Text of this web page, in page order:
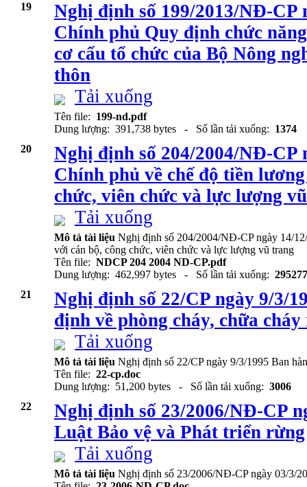
19
Nghị định số 199/2013/NĐ-CP
Chính phủ Quy định chức
cơ cấu tổ chức của Bộ Nông
thôn
Tải xuống
Tên file: 199-nd.pdf
Dung lượng: 391,738 bytes - Số lần tải xuống: 1374
20
Nghị định số 204/2004/NĐ-CP
Chính phủ về chế độ tiền
chức, viên chức và lực lượng
Tải xuống
Mô tả tài liệu Nghị định số 204/2004/NĐ-CP ngày 14/
với cán bộ, công chức, viên chức và lực lượng vũ trang
Tên file: NDCP 204 2004 ND-CP.pdf
Dung lượng: 462,997 bytes - Số lần tải xuống: 295277
21
Nghị định số 22/CP ngày 9/3/
định về phòng cháy, chữa
Tải xuống
Mô tả tài liệu Nghị định số 22/CP ngày 9/3/1995 Ban
Tên file: 22-cp.doc
Dung lượng: 51,200 bytes - Số lần tải xuống: 3006
22
Nghị định số 23/2006/NĐ-CP
Luật Bảo vệ và Phát triển rừng
Tải xuống
Mô tả tài liệu Nghị định số 23/2006/NĐ-CP ngày 03/3/